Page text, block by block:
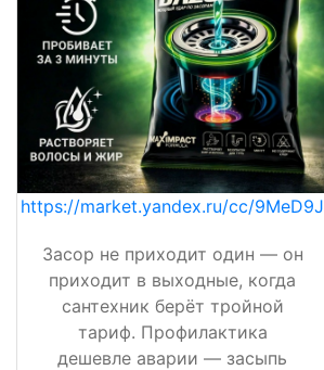
https://market.yandex.ru/cc/9MeD9J
Засор не приходит один — он
приходит в выходные, когда
сантехник берёт тройной
тариф. Профилактика
дешевле аварии — засыпь